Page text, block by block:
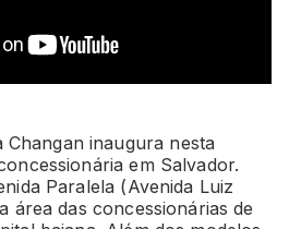
Changan inaugura nesta
em Salvador.
Paralela (Avenida Luiz
área das concessionárias de